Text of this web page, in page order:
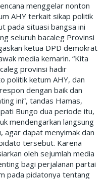
menggelar nonton
AHY terkait sikap politik
pada situasi bangsa ini
seluruh bacaleg Provinsi
ketua DPD demokrat
media kemarin. “Kita
provinsi hadir
politik ketum AHY, dan
dengan baik dan
ini”, tandas Hamas,
Bungo dua periode itu,
mendengarkan langsung
agar dapat menyimak dan
tersebut. Karena
oleh sejumlah media
bagi perjalanan partai
pada pidatonya tentang